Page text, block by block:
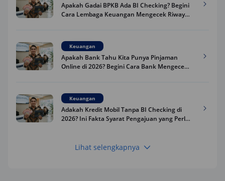
Apakah Gadai BPKB Ada BI Checking? Begini
Cara Lembaga Keuangan Mengecek Riwayat
Keuangan
Apakah Bank Tahu Kita Punya Pinjaman
Online di 2026? Begini Cara Bank Mengecek
Keuangan
Adakah Kredit Mobil Tanpa BI Checking di
2026? Ini Fakta Syarat Pengajuan yang Perlu
Keuangan
Lihat selengkapnya